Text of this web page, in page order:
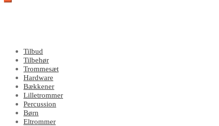
Tilbud
Tilbehør
Trommesæt
Hardware
Bækkener
Lilletrommer
Percussion
Børn
Eltrommer